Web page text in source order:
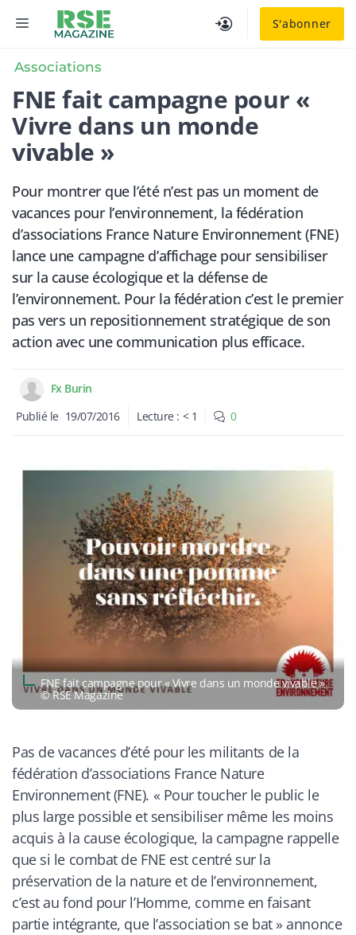
S'abonner
MENU
Associations
FNE fait campagne pour «
Vivre dans un monde
vivable »
Pour montrer que l’été n’est pas un moment de
vacances pour l’environnement, la fédération
d’associations France Nature Environnement (FNE)
lance une campagne d’affichage pour sensibiliser
sur la cause écologique et la défense de
l’environnement. Pour la fédération c’est le premier
pas vers un repositionnement stratégique de son
action avec une communication plus efficace.
Fx Burin
Publié le 19/07/2016 Lecture : < 1 0
FNE fait campagne pour « Vivre dans un monde vivable »
© RSE Magazine
Pas de vacances d’été pour les militants de la
fédération d’associations France Nature
Environnement (FNE). « Pour toucher le public le
plus large possible et sensibiliser même les moins
acquis à la cause écologique, la campagne rappelle
que si le combat de FNE est centré sur la
préservation de la nature et de l’environnement,
c’est au fond pour l’Homme, comme en faisant
partie intégrante, que l’association se bat» annonce